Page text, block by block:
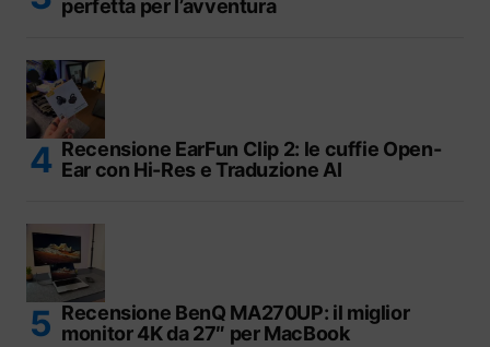
perfetta per l’avventura
Recensione EarFun Clip 2: le cuffie Open-
Ear con Hi-Res e Traduzione AI
Recensione BenQ MA270UP: il miglior
monitor 4K da 27″ per MacBook